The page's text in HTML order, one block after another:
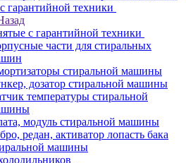
гарантийной техники
с гарантийной техники
части для стиральных
стиральной машины
дозатор стиральной машины
температуры стиральной
модуль стиральной машины
редан, активатор лопасть бака
машины